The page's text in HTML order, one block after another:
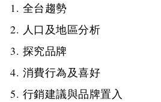
全台趨勢
人口及地區分析
探究品牌
消費行為及喜好
行銷建議與品牌置入